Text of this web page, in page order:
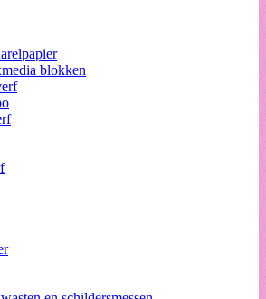
blokken